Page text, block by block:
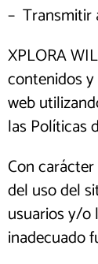
– Transmitir
XPLORA
contenidos
web
las Políticas
Con
del uso del
usuarios y/o
inadecuado